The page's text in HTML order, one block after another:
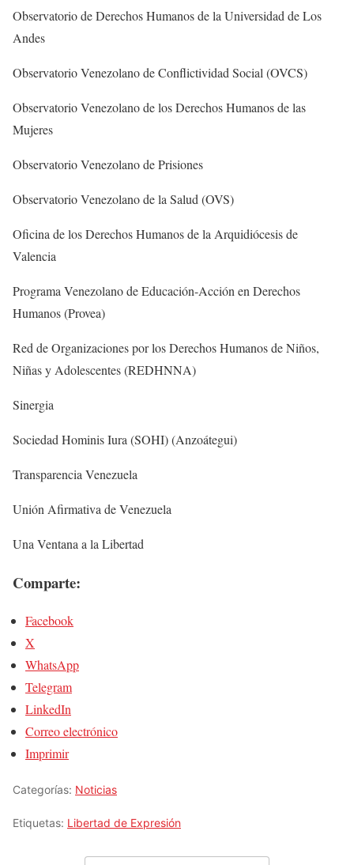
Observatorio de Derechos Humanos de la Universidad de Los
Andes
Observatorio Venezolano de Conflictividad Social (OVCS)
Observatorio Venezolano de los Derechos Humanos de las
Mujeres
Observatorio Venezolano de Prisiones
Observatorio Venezolano de la Salud (OVS)
Oficina de los Derechos Humanos de la Arquidiócesis de
Valencia
Programa Venezolano de Educación-Acción en Derechos
Humanos (Provea)
Red de Organizaciones por los Derechos Humanos de Niños,
Niñas y Adolescentes (REDHNNA)
Sinergia
Sociedad Hominis Iura (SOHI) (Anzoátegui)
Transparencia Venezuela
Unión Afirmativa de Venezuela
Una Ventana a la Libertad
Comparte:
Facebook
X
WhatsApp
Telegram
LinkedIn
Correo electrónico
Imprimir
Categorías: Noticias
Etiquetas: Libertad de Expresión